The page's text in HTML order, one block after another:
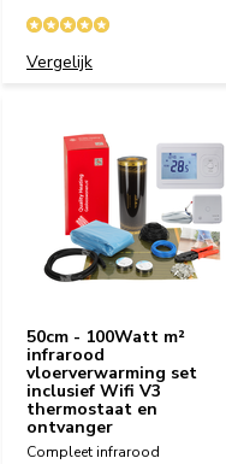
Vergelijk
50cm - 100Watt m²
infrarood
vloerverwarming set
inclusief Wifi V3
thermostaat en
ontvanger
Compleet infrarood